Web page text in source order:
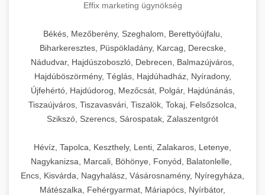
Effix marketing ügynökség
Békés, Mezőberény, Szeghalom, Berettyóújfalu,
Biharkeresztes, Püspökladány, Karcag, Derecske,
Nádudvar, Hajdúszoboszló, Debrecen, Balmazújváros,
Hajdúböszörmény, Téglás, Hajdúhadház, Nyíradony,
Újfehértó, Hajdúdorog, Mezőcsát, Polgár, Hajdúnánás,
Tiszaújváros, Tiszavasvári, Tiszalök, Tokaj, Felsőzsolca,
Szikszó, Szerencs, Sárospatak, Zalaszentgrót
Hévíz, Tapolca, Keszthely, Lenti, Zalakaros, Letenye,
Nagykanizsa, Marcali, Böhönye, Fonyód, Balatonlelle,
Encs, Kisvárda, Nagyhalász, Vásárosnamény, Nyíregyháza,
Mátészalka, Fehérgyarmat, Máriapócs, Nyírbátor,